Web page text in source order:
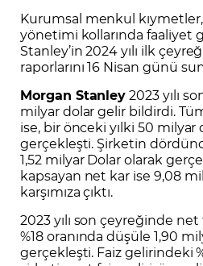
Kurumsal menkul kıymetler,
yönetimi kollarında faaliyet
Stanley’in 2024 yılı ilk
raporlarını 16 Nisan günü
Morgan Stanley2023 yılı
milyar dolar gelir bildirdi.
ise, bir önceki yılki 50 milyar
gerçekleşti. Şirketin
1,52 milyar Dolar olarak
kapsayan net kar ise 9,08
karşımıza çıktı.
2023 yılı son çeyreğinde net
%18 oranında düşüle 1,90
gerçekleşti. Faiz gelirindeki